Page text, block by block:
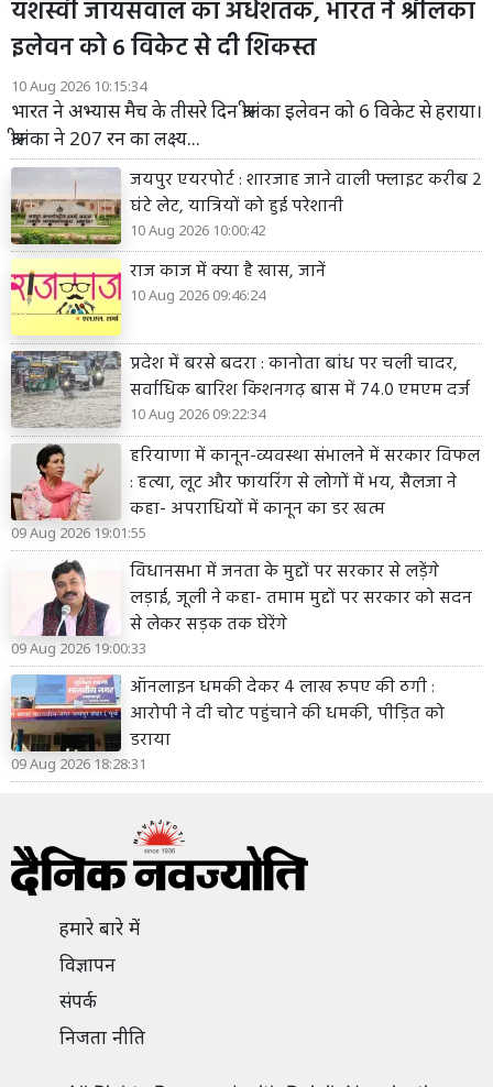
यशस्वी जायसवाल का अर्धशतक, भारत ने श्रीलंका
इलेवन को 6 विकेट से दी शिकस्त
10 Aug 2026 10:15:34
भारत ने अभ्यास मैच के तीसरे दिन श्रीलंका इलेवन को 6 विकेट से हराया।
श्रीलंका ने 207 रन का लक्ष्य...
जयपुर एयरपोर्ट : शारजाह जाने वाली फ्लाइट करीब 2
घंटे लेट, यात्रियों को हुई परेशानी
10 Aug 2026 10:00:42
राज काज में क्या है खास, जानें
10 Aug 2026 09:46:24
प्रदेश में बरसे बदरा : कानोता बांध पर चली चादर,
सर्वाधिक बारिश किशनगढ़ बास में 74.0 एमएम दर्ज
10 Aug 2026 09:22:34
हरियाणा में कानून-व्यवस्था संभालने में सरकार विफल
: हत्या, लूट और फायरिंग से लोगों में भय, सैलजा ने
कहा- अपराधियों में कानून का डर खत्म
09 Aug 2026 19:01:55
विधानसभा में जनता के मुद्दों पर सरकार से लड़ेंगे
लड़ाई, जूली ने कहा- तमाम मुद्दों पर सरकार को सदन
से लेकर सड़क तक घेरेंगे
09 Aug 2026 19:00:33
ऑनलाइन धमकी देकर 4 लाख रुपए की ठगी :
आरोपी ने दी चोट पहुंचाने की धमकी, पीड़ित को
डराया
09 Aug 2026 18:28:31
हमारे बारे में
विज्ञापन
संपर्क
निजता नीति